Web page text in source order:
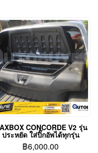
CONCORDE V2 รุ่น
ประหยัด ใส่ปิ๊กอัพได้ทุกรุ่น
฿6,000.00